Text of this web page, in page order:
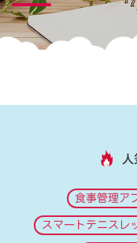
食事管理ア
スマートテニスレ